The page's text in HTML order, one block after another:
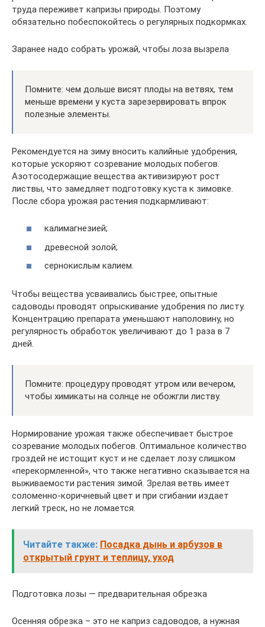
труда переживет капризы природы. Поэтому
обязательно побеспокойтесь о регулярных подкормках.
Заранее надо собрать урожай, чтобы лоза вызрела
Помните: чем дольше висят плоды на ветвях, тем
меньше времени у куста зарезервировать впрок
полезные элементы.
Рекомендуется на зиму вносить калийные удобрения,
которые ускоряют созревание молодых побегов.
Азотосодержащие вещества активизируют рост
листвы, что замедляет подготовку куста к зимовке.
После сбора урожая растения подкармливают:
калимагнезией;
древесной золой;
сернокислым калием.
Чтобы вещества усваивались быстрее, опытные
садоводы проводят опрыскивание удобрения по листу.
Концентрацию препарата уменьшают наполовину, но
регулярность обработок увеличивают до 1 раза в 7
дней.
Помните: процедуру проводят утром или вечером,
чтобы химикаты на солнце не обожгли листву.
Нормирование урожая также обеспечивает быстрое
созревание молодых побегов. Оптимальное количество
гроздей не истощит куст и не сделает лозу слишком
«перекормленной», что также негативно сказывается на
выживаемости растения зимой. Зрелая ветвь имеет
соломенно-коричневый цвет и при сгибании издает
легкий треск, но не ломается.
Читайте также: Посадка дынь и арбузов в
открытый грунт и теплицу, уход
Подготовка лозы — предварительная обрезка
Осенняя обрезка – это не каприз садоводов, а нужная